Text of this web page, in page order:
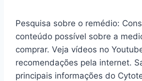
Pesquisa sobre o remédio:
conteúdo possível sobre a
comprar. Veja vídeos no
recomendações pela internet.
principais informações do